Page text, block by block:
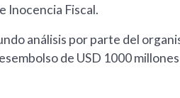
Inocencia Fiscal.
análisis por parte del
de USD 1000